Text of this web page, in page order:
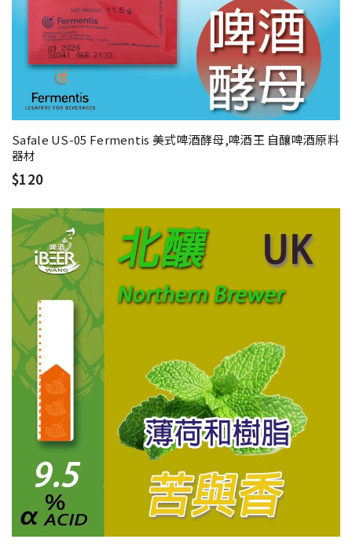
Safale US-05 Fermentis 美式啤酒酵母,啤酒王 自釀啤酒原料
器材
$120